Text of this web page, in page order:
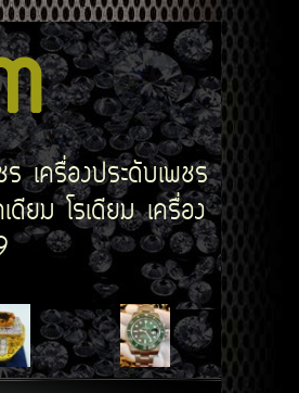
เครื่องประดับเพชร
ยม โรเดียม เครื่อง